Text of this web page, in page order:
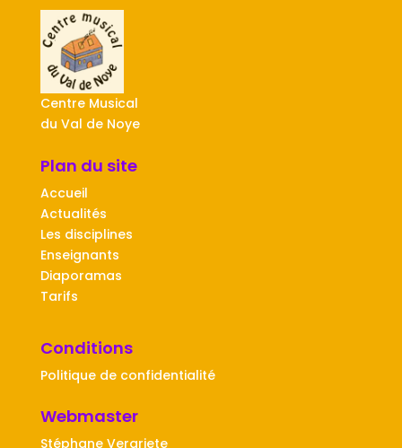
Centre Musical
du Val de Noye
Plan du site
Accueil
Actualités
Les disciplines
Enseignants
Diaporamas
Tarifs
Conditions
Politique de confidentialité
Webmaster
Stéphane Vergriete